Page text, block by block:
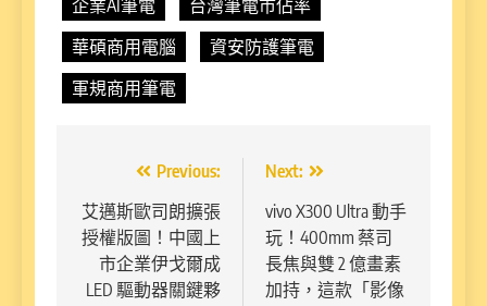
企業AI筆電
台灣筆電市佔率
華碩商用電腦
資安防護筆電
軍規商用筆電
章
導
覽
Previous:
艾邁斯歐司朗擴張
授權版圖！中國上
市企業伊戈爾成
LED 驅動器關鍵夥
Next:
vivo X300 Ultra 動手
玩！400mm 蔡司
長焦與雙 2 億畫素
加持，這款「影像